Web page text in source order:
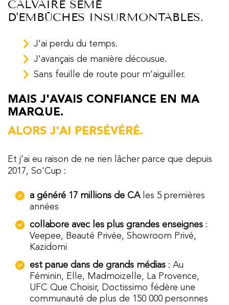
CALVAIRE SEMÉ
D'EMBÛCHES INSURMONTABLES.
J’ai perdu du temps.
J’avançais de manière décousue.
Sans feuille de route pour m’aiguiller.
MAIS J'AVAIS CONFIANCE EN MA
MARQUE.
ALORS J'AI PERSÉVÉRÉ.
Et j’ai eu raison de ne rien lâcher parce que depuis
2017, So'Cup :
a généré 17 millions de CAles 5 premières
années
collabore avec les plus grandes enseignes :
Veepee, Beauté Privée, Showroom Privé,
Kazidomi
est parue dans de grands médias : Au
Féminin, Elle, Madmoizelle, La Provence,
UFC Que Choisir, Doctissimo fédère une
communauté de plus de 150 000 personnes